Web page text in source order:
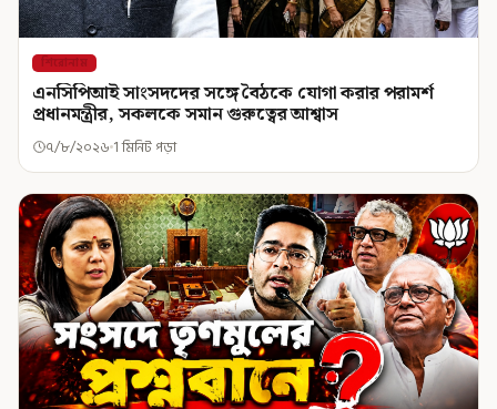
শিরোনাম
এনসিপিআই সাংসদদের সঙ্গে বৈঠকে যোগা করার পরামর্শ
প্রধানমন্ত্রীর, সকলকে সমান গুরুত্বের আশ্বাস
৭/৮/২০২৬ 1 মিনিট পড়া